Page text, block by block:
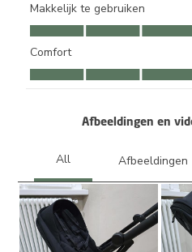
Makkelijk te gebruiken
Makkelijk te gebruiken, 4.2 van
Comfort
Comfort, 4.3 van 5
Afbeeldingen en